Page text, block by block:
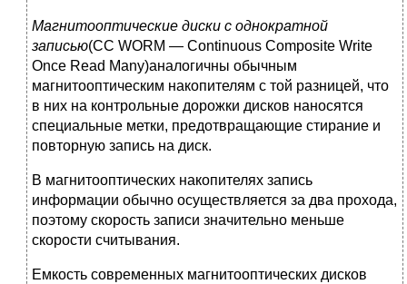
Магнитооптические диски с однократной
записью(СС WORM — Continuous Com­posite Write
Once Read Many)аналогичны обычным
магнитооптическим накопителям с той разницей, что
в них на контрольные дорожки дисков наносятся
специальные метки, предот­вращающие стирание и
повторную запись на диск.
В магнитооптических накопителях запись
информации обычно осуществляется за два прохода,
поэтому скорость записи значительно меньше
скорости считывания.
Емкость современных магнитооптических дисков